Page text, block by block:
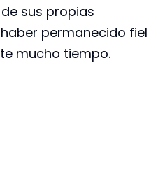
sus propias
permanecido fiel
mucho tiempo.